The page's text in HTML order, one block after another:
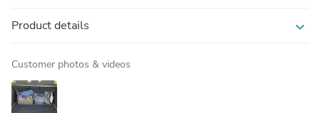
Product details expand_more
Customer photos & videos